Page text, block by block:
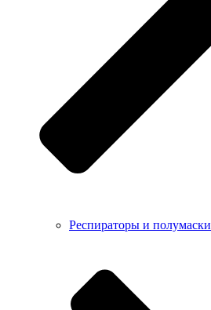
Респираторы и полумаски